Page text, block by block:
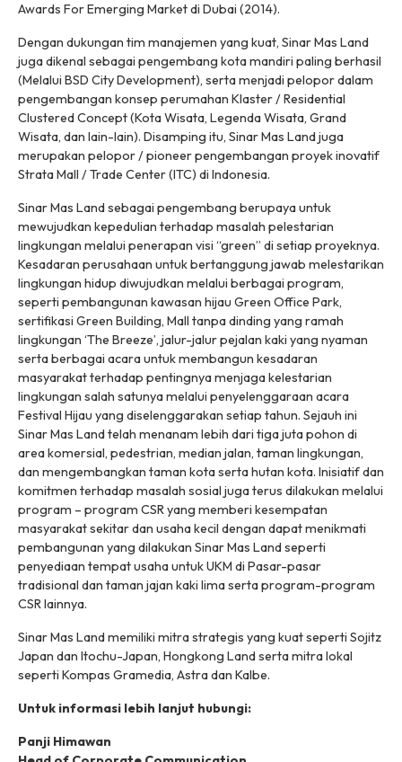
Awards For Emerging Market di Dubai (2014).
Dengan dukungan tim manajemen yang kuat, Sinar Mas Land
juga dikenal sebagai pengembang kota mandiri paling berhasil
(Melalui BSD City Development), serta menjadi pelopor dalam
pengembangan konsep perumahan Klaster / Residential
Clustered Concept (Kota Wisata, Legenda Wisata, Grand
Wisata, dan lain-lain). Disamping itu, Sinar Mas Land juga
merupakan pelopor / pioneer pengembangan proyek inovatif
Strata Mall / Trade Center (ITC) di Indonesia.
Sinar Mas Land sebagai pengembang berupaya untuk
mewujudkan kepedulian terhadap masalah pelestarian
lingkungan melalui penerapan visi “green” di setiap proyeknya.
Kesadaran perusahaan untuk bertanggung jawab melestarikan
lingkungan hidup diwujudkan melalui berbagai program,
seperti pembangunan kawasan hijau Green Office Park,
sertifikasi Green Building, Mall tanpa dinding yang ramah
lingkungan ‘The Breeze’, jalur-jalur pejalan kaki yang nyaman
serta berbagai acara untuk membangun kesadaran
masyarakat terhadap pentingnya menjaga kelestarian
lingkungan salah satunya melalui penyelenggaraan acara
Festival Hijau yang diselenggarakan setiap tahun. Sejauh ini
Sinar Mas Land telah menanam lebih dari tiga juta pohon di
area komersial, pedestrian, median jalan, taman lingkungan,
dan mengembangkan taman kota serta hutan kota. Inisiatif dan
komitmen terhadap masalah sosial juga terus dilakukan melalui
program – program CSR yang memberi kesempatan
masyarakat sekitar dan usaha kecil dengan dapat menikmati
pembangunan yang dilakukan Sinar Mas Land seperti
penyediaan tempat usaha untuk UKM di Pasar-pasar
tradisional dan taman jajan kaki lima serta program-program
CSR lainnya.
Sinar Mas Land memiliki mitra strategis yang kuat seperti Sojitz
Japan dan Itochu-Japan, Hongkong Land serta mitra lokal
seperti Kompas Gramedia, Astra dan Kalbe.
Untuk informasi lebih lanjut hubungi:
Panji Himawan